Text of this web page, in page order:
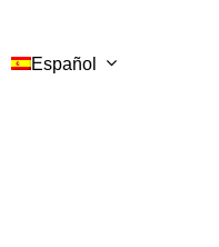
Español